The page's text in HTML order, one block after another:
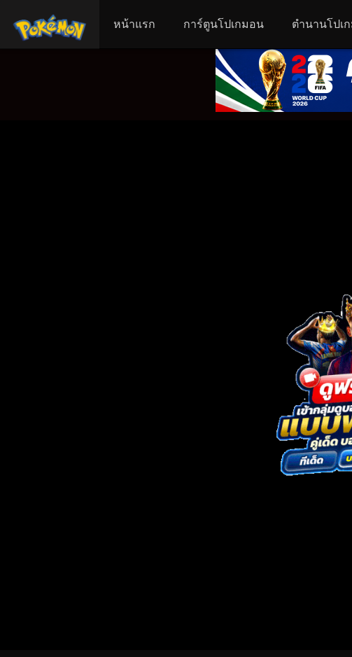
หน้าแรก การ์ตูนโปเกมอน ตำนานโปเ